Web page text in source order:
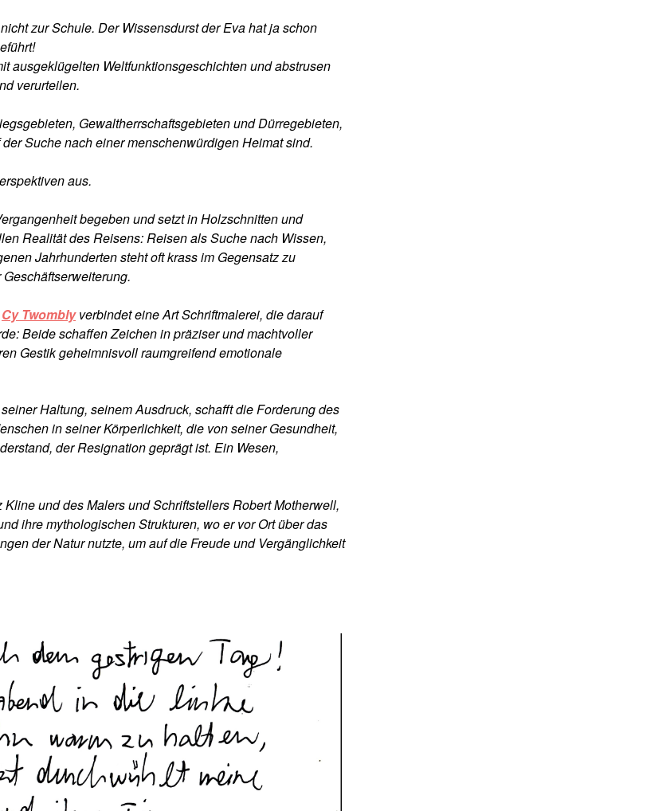
zur Schule. Der Wissensdurst der Eva hat ja schon
ausgeklügelten Weltfunktionsgeschichten und abstrusen
verurteilen.
Gewaltherrschaftsgebieten und Dürregebieten,
Suche nach einer menschenwürdigen Heimat sind.
aus.
begeben und setzt in Holzschnitten und
Realität des Reisens: Reisen als Suche nach Wissen,
Jahrhunderten steht oft krass im Gegensatz zu
Cy Twomblyverbindet eine Art Schriftmalerei, die darauf
Beide schaffen Zeichen in präziser und machtvoller
Gestik geheimnisvoll raumgreifend emotionale
Haltung, seinem Ausdruck, schafft die Forderung des
in seiner Körperlichkeit, die von seiner Gesundheit,
der Resignation geprägt ist. Ein Wesen,
und des Malers und Schriftstellers Robert Motherwell,
ihre mythologischen Strukturen, wo er vor Ort über das
der Natur nutzte, um auf die Freude und Vergänglichkeit